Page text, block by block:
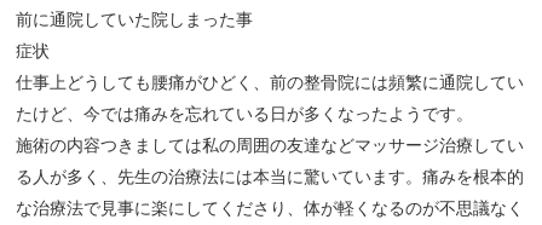
前に通院していた院しまった事
症状
仕事上どうしても腰痛がひどく、前の整骨院には頻繁に通院してい
たけど、今では痛みを忘れている日が多くなったようです。
施術の内容つきましては私の周囲の友達などマッサージ治療してい
る人が多く、先生の治療法には本当に驚いています。痛みを根本的
な治療法で見事に楽にしてくださり、体が軽くなるのが不思議なく